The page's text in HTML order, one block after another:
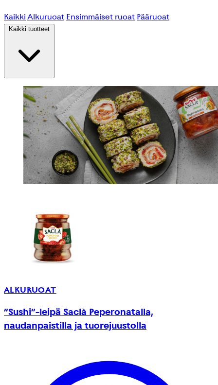
Kaikki Alkuruoat Ensimmäiset ruoat Pääruoat
Kaikki tuotteet
ALKURUOAT
”Sushi”-leipä Saclà Peperonatalla,
naudanpaistilla ja tuorejuustolla